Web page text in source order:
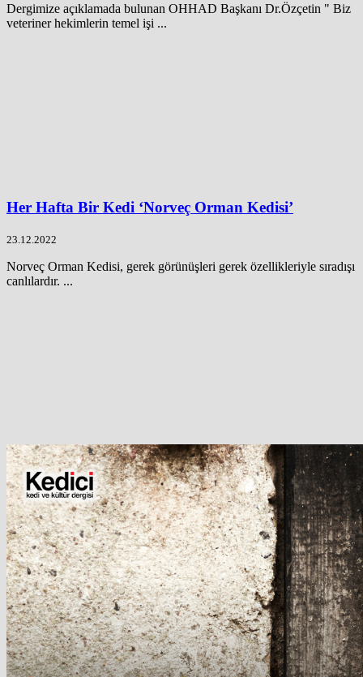
Dergimize açıklamada bulunan OHHAD Başkanı Dr.Özçetin " Biz
veteriner hekimlerin temel işi ...
Her Hafta Bir Kedi ‘Norveç Orman Kedisi’
23.12.2022
Norveç Orman Kedisi, gerek görünüşleri gerek özellikleriyle sıradışı
canlılardır. ...